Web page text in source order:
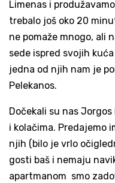
Limenas i
trebalo još oko 20
ne pomaže mnogo, ali
sede ispred svojih
jedna od njih nam je
Pelekanos.
Dočekali su nas
i kolačima. Predajemo
njih (bilo je vrlo
gosti baš i nemaju
apartmanom smo